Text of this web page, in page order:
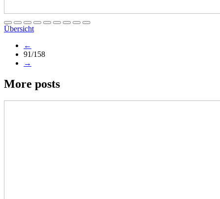
Übersicht
←
91/158
→
More posts